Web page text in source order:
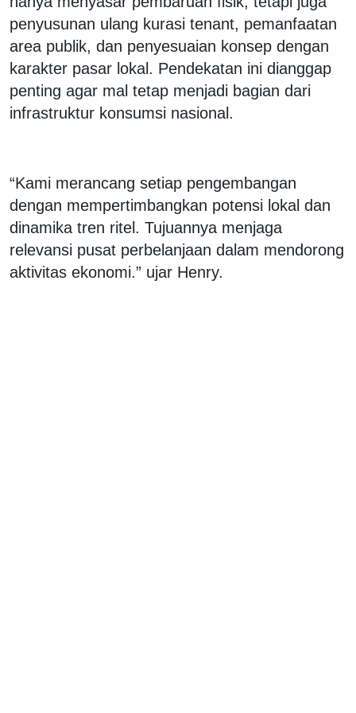
penyusunan ulang kurasi tenant, pemanfaatan
area publik, dan penyesuaian konsep dengan
karakter pasar lokal. Pendekatan ini dianggap
penting agar mal tetap menjadi bagian dari
infrastruktur konsumsi nasional.
‎“Kami merancang setiap pengembangan
dengan mempertimbangkan potensi lokal dan
dinamika tren ritel. Tujuannya menjaga
relevansi pusat perbelanjaan dalam mendorong
aktivitas ekonomi.” ujar Henry.